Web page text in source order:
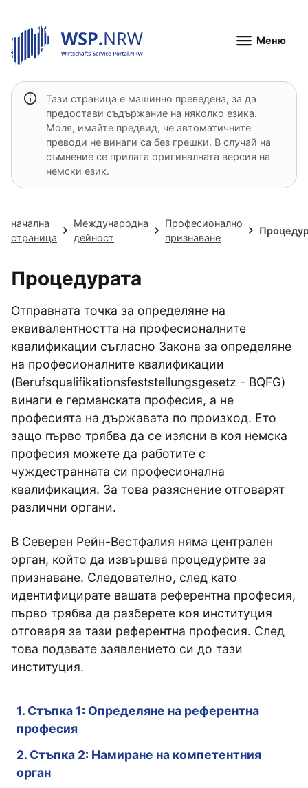
Меню
Тази страница е машинно преведена, за да
предостави съдържание на няколко езика.
Моля, имайте предвид, че автоматичните
преводи не винаги са без грешки. В случай на
съмнение се прилага оригиналната версия на
немски език.
начална
страница
Международна
дейност
Професионално
признаване
Процедурата
Отправната точка за определяне на
еквивалентността на професионалните
квалификации съгласно Закона за определяне
на професионалните квалификации
(Berufsqualifikationsfeststellungsgesetz - BQFG)
винаги е германската професия, а не
професията на държавата по произход. Ето
защо първо трябва да се изясни в коя немска
професия можете да работите с
чуждестранната си професионална
квалификация. За това разяснение отговарят
различни органи.
В Северен Рейн-Вестфалия няма централен
орган, който да извършва процедурите за
признаване. Следователно, след като
идентифицирате вашата референтна професия,
първо трябва да разберете коя институция
отговаря за тази референтна професия. След
това подавате заявлението си до тази
институция.
1. Стъпка 1: Определяне на референтна
професия
2. Стъпка 2: Намиране на компетентния
орган